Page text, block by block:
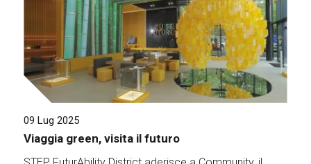
09 Lug 2025
Viaggia green, visita il futuro